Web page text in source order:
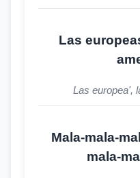
Las
Las europea',
Mala-mala-
mala-